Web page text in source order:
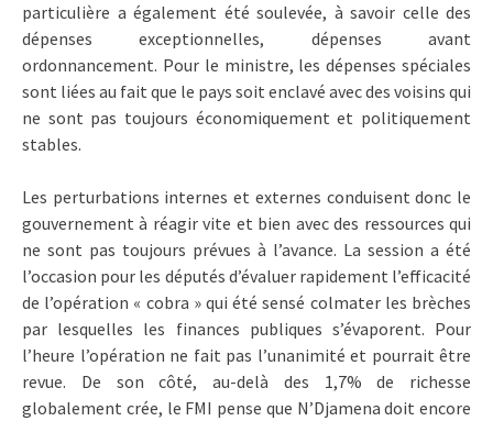
particulière a également été soulevée, à savoir celle des
dépenses exceptionnelles, dépenses avant
ordonnancement. Pour le ministre, les dépenses spéciales
sont liées au fait que le pays soit enclavé avec des voisins qui
ne sont pas toujours économiquement et politiquement
stables.
Les perturbations internes et externes conduisent donc le
gouvernement à réagir vite et bien avec des ressources qui
ne sont pas toujours prévues à l’avance. La session a été
l’occasion pour les députés d’évaluer rapidement l’efficacité
de l’opération « cobra » qui été sensé colmater les brèches
par lesquelles les finances publiques s’évaporent. Pour
l’heure l’opération ne fait pas l’unanimité et pourrait être
revue. De son côté, au-delà des 1,7% de richesse
globalement crée, le FMI pense que N’Djamena doit encore